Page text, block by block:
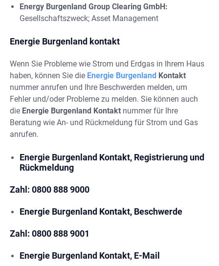
Energy Burgenland Group Clearing GmbH:
Gesellschaftszweck; Asset Management
Energie Burgenland kontakt
Wenn Sie Probleme wie Strom und Erdgas in Ihrem Haus
haben, können Sie die Energie Burgenland Kontakt
nummer anrufen und Ihre Beschwerden melden, um
Fehler und/oder Probleme zu melden. Sie können auch
die Energie Burgenland Kontakt nummer für Ihre
Beratung wie An- und Rückmeldung für Strom und Gas
anrufen.
Energie Burgenland Kontakt, Registrierung und
Rückmeldung
Zahl: 0800 888 9000
Energie Burgenland Kontakt, Beschwerde
Zahl: 0800 888 9001
Energie Burgenland Kontakt, E-Mail